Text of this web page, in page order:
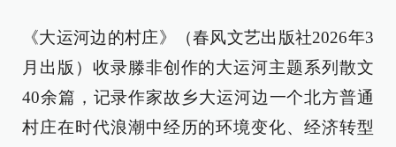
《大运河边的村庄》（春风文艺出版社2026年3
月出版）收录滕非创作的大运河主题系列散文
40余篇，记录作家故乡大运河边一个北方普通
村庄在时代浪潮中经历的环境变化、经济转型